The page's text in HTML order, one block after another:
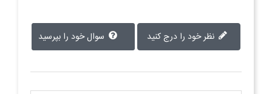
سوال خود را بپرسید